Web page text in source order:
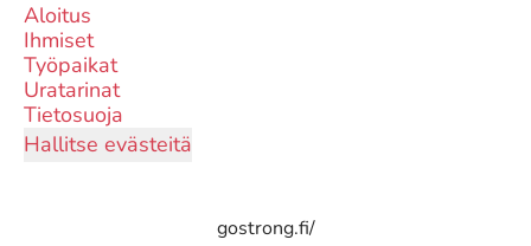
Aloitus
Ihmiset
Työpaikat
Uratarinat
Tietosuoja
Hallitse evästeitä
gostrong.fi/